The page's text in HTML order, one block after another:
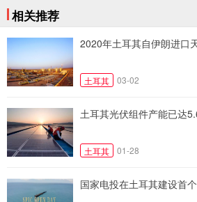
相关推荐
2020年土耳其自伊朗进口
土耳其 03-02
土耳其光伏组件产能已达
土耳其 01-28
国家电投在土耳其建设首